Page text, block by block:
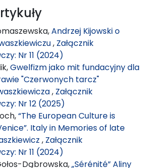
Andrzej Kijowski o
, Załącznik
Nr 11 (2024)
Gwelfizm jako mit fundacyjny dla
"Czerwonych tarcz"
, Załącznik
Nr 12 (2025)
“The European Culture is
Italy in Memories of late
, Załącznik
Nr 11 (2024)
Dąbrowska,„Sérénité” Aliny